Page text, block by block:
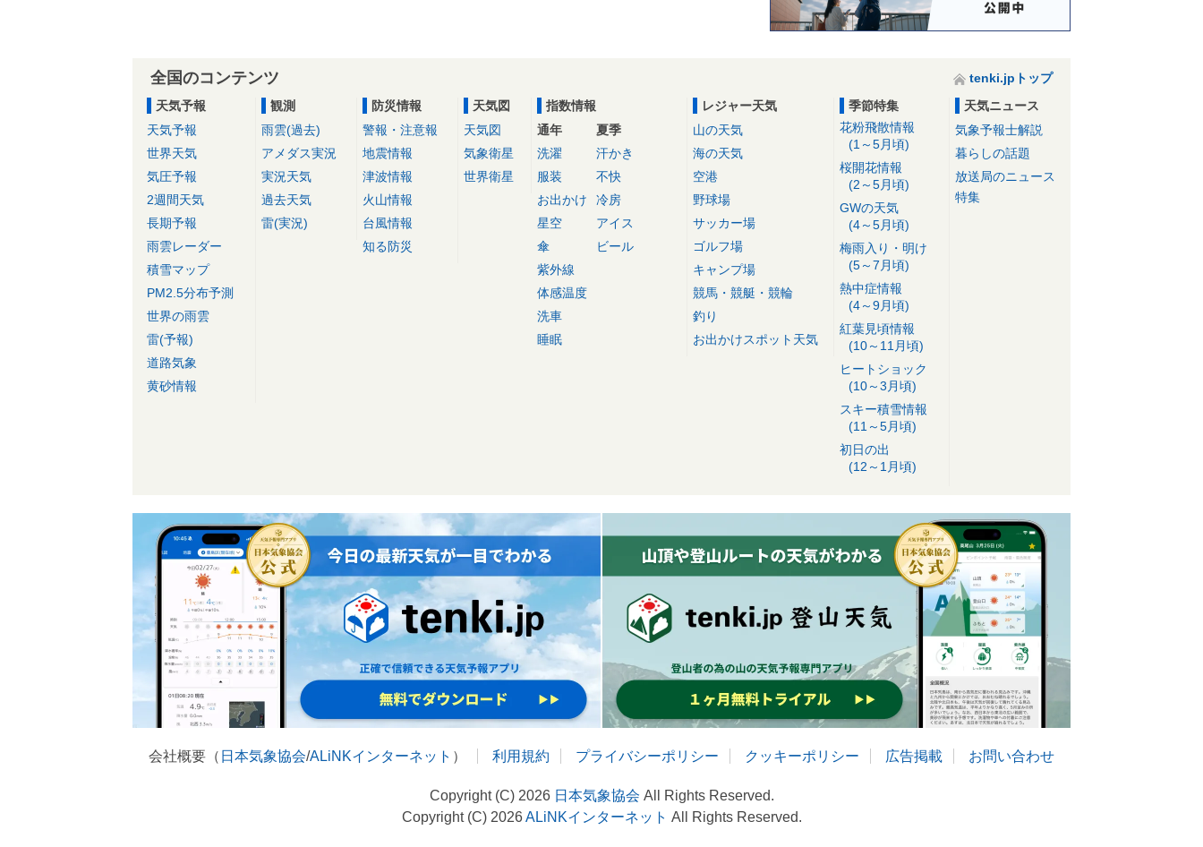
全国のコンテンツ
tenki.jpトップ
天気予報
天気予報
世界天気
気圧予報
2週間天気
長期予報
雨雲レーダー
積雪マップ
PM2.5分布予測
世界の雨雲
雷(予報)
道路気象
黄砂情報
観測
雨雲(過去)
アメダス実況
実況天気
過去天気
雷(実況)
防災情報
警報・注意報
地震情報
津波情報
火山情報
台風情報
知る防災
天気図
天気図
気象衛星
世界衛星
指数情報
通年
洗濯
服装
お出かけ
星空
傘
紫外線
体感温度
洗車
睡眠
夏季
汗かき
不快
冷房
アイス
ビール
レジャー天気
山の天気
海の天気
空港
野球場
サッカー場
ゴルフ場
キャンプ場
競馬・競艇・競輪
釣り
お出かけスポット天気
季節特集
花粉飛散情報
(1～5月頃)
桜開花情報
(2～5月頃)
GWの天気
(4～5月頃)
梅雨入り・明け
(5～7月頃)
熱中症情報
(4～9月頃)
紅葉見頃情報
(10～11月頃)
ヒートショック
(10～3月頃)
スキー積雪情報
(11～5月頃)
初日の出
(12～1月頃)
天気ニュース
気象予報士解説
暮らしの話題
放送局のニュース
特集
会社概要（ 日本気象協会/ALiNKインターネット ） 利用規約 プライバシーポリシー クッキーポリシー 広告掲載 お問い合わせ
Copyright (C) 2026 日本気象協会 All Rights Reserved.
Copyright (C) 2026ALiNKインターネット All Rights Reserved.